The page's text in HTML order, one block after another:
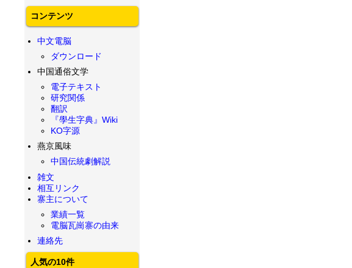
コンテンツ
中文電脳
ダウンロード
中国通俗文学
電子テキスト
研究関係
翻訳
『學生字典』Wiki
KO字源
燕京風味
中国伝統劇解説
雑文
相互リンク
寨主について
業績一覧
電脳瓦崗寨の由来
連絡先
人気の10件